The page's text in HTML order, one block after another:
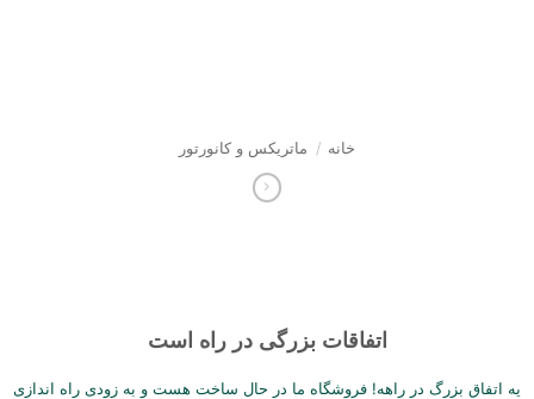
خانه / ماتریکس و کانورتور
اتفاقات بزرگی در راه است
یه اتفاق بزرگ در راهه! فروشگاه ما در حال ساخت هست و به زودی راه اندازی